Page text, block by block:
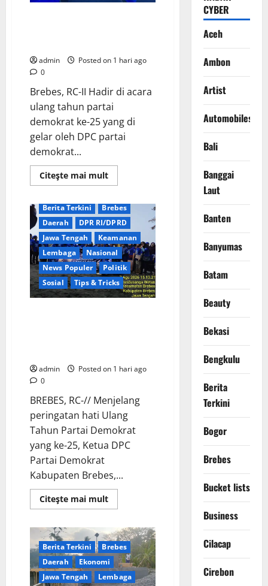
admin
Posted on 1 hari ago
0
​Brebes, RC-II Hadir di acara
ulang tahun partai
demokrat ke-25 yang di
gelar oleh DPC partai
demokrat...
Citeşte mai multRead
more
Ketat
Menuju
Kursi
Demokrat
Brebes:
Dua
Kandidat
Kantongi
Dukungan
PAC
Berita Terkini
Brebes
Daerah
DPR RI/DPRD
Jawa Tengah
Keamanan
Lembaga
Nasional
News Populer
Politik
Sosial
Tips & Tricks
admin
Posted on 1 hari ago
0
BREBES, RC-// Menjelang
peringatan hati Ulang
Tahun Partai Demokrat
yang ke-25, Ketua DPC
Partai Demokrat
Kabupaten Brebes,...
Citeşte mai multRead
more
HUT
ke-
25
Partai
Demokrat
Tanpa
Pesta
Berita Terkini
Brebes
Daerah
Ekonomi
Jawa Tengah
Lembaga
CYBER
Aceh
Ambon
Artist
Automobiles
Bali
Banggai
Laut
Banten
Banyumas
Batam
Beauty
Bekasi
Bengkulu
Berita
Terkini
Bogor
Brebes
Bucket lists
Business
Cilacap
Cirebon